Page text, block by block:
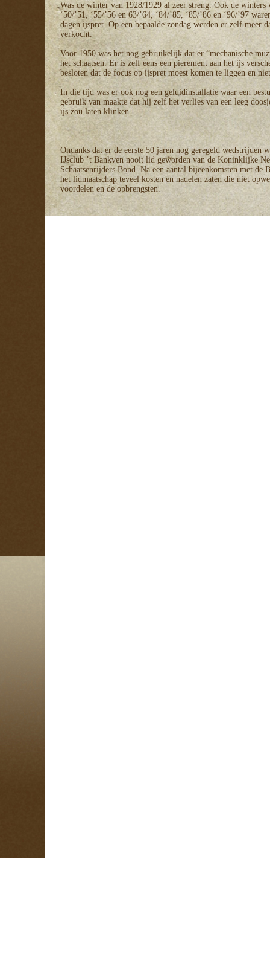
Was de winter van 1928/1929 al zeer streng. Ook de winters
‘50/’51, ‘55/’56 en 63/’64, ‘84/’85, ‘85/’86 en ‘96/’97
dagen ijspret. Op een bepaalde zondag werden er zelf meer
verkocht.
Voor 1950 was het nog gebruikelijk dat er “mechanische
het schaatsen. Er is zelf eens een pierement aan het ijs
besloten dat de focus op ijspret moest komen te liggen en
In die tijd was er ook nog een geluidinstallatie waar een
gebruik van maakte dat hij zelf het verlies van een leeg
ijs zou laten klinken.
Ondanks dat er de eerste 50 jaren nog geregeld wedstrijden
IJsclub ’t Bankven nooit lid geworden van de Koninklijke
Schaatsenrijders Bond. Na een aantal bijeenkomsten met de
het lidmaatschap teveel kosten en nadelen zaten die niet
voordelen en de opbrengsten.